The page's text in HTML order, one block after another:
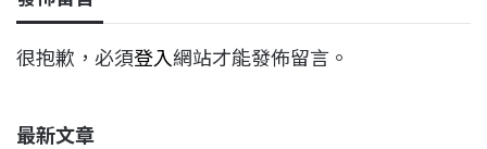
很抱歉，必須登入網站才能發佈留言。
最新文章